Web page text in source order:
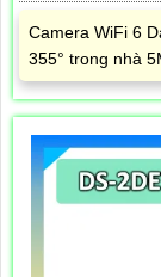
Camera WiFi 6
355° trong nhà